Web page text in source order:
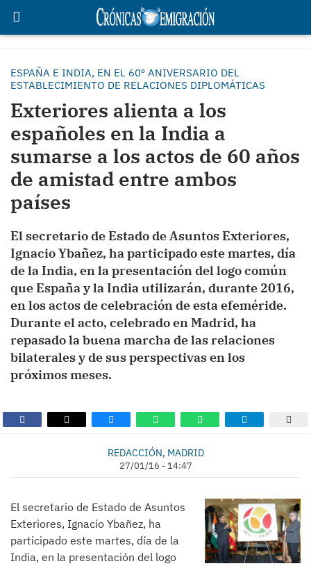
ESPAÑA E INDIA, EN EL 60º ANIVERSARIO DEL
ESTABLECIMIENTO DE RELACIONES DIPLOMÁTICAS
Exteriores alienta a los
españoles en la India a
sumarse a los actos de 60 años
de amistad entre ambos
países
El secretario de Estado de Asuntos Exteriores,
Ignacio Ybañez, ha participado este martes, día
de la India, en la presentación del logo común
que España y la India utilizarán, durante 2016,
en los actos de celebración de esta efeméride.
Durante el acto, celebrado en Madrid, ha
repasado la buena marcha de las relaciones
bilaterales y de sus perspectivas en los
próximos meses.
REDACCIÓN, MADRID
27/01/16 - 14:47
El secretario de Estado de Asuntos
Exteriores, Ignacio Ybañez, ha
participado este martes, día de la
India, en la presentación del logo